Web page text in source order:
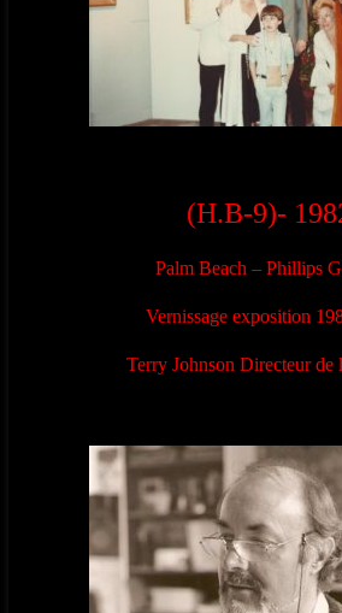
(H.B-9)-
Palm Beach – Phillips
Vernissage exposition
Terry Johnson Directeur de